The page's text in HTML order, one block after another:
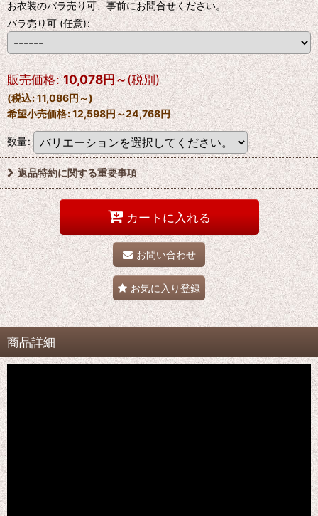
お衣装のバラ売り可、事前にお問合せください。
バラ売り可(任意):
販売価格: 10,078円～(税別)
(税込:11,086円～)
希望小売価格:12,598円～24,768円
数量:
返品特約に関する重要事項
カートに入れる
お問い合わせ
お気に入り登録
商品詳細